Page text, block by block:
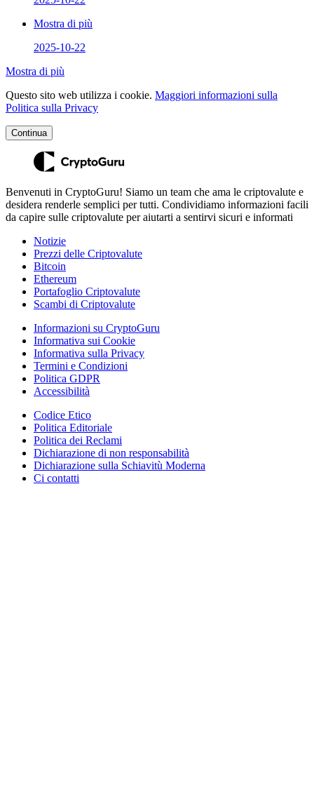
Mostra di più
2025-10-22
Mostra di più
Questo sito web utilizza i cookie. Maggiori informazioni sulla
Politica sulla Privacy
Continua
Benvenuti in CryptoGuru! Siamo un team che ama le criptovalute e
desidera renderle semplici per tutti. Condividiamo informazioni facili
da capire sulle criptovalute per aiutarti a sentirvi sicuri e informati
Notizie
Prezzi delle Criptovalute
Bitcoin
Ethereum
Portafoglio Criptovalute
Scambi di Criptovalute
Informazioni su CryptoGuru
Informativa sui Cookie
Informativa sulla Privacy
Termini e Condizioni
Politica GDPR
Accessibilità
Codice Etico
Politica Editoriale
Politica dei Reclami
Dichiarazione di non responsabilità
Dichiarazione sulla Schiavitù Moderna
Ci contatti